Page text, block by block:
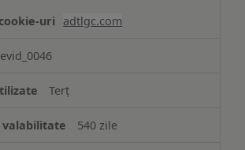
adtlgc.com
evid_0046
Terț
540 zile